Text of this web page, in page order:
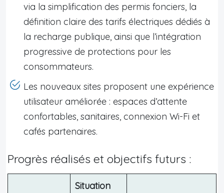
via la simplification des permis fonciers, la
définition claire des tarifs électriques dédiés à
la recharge publique, ainsi que l’intégration
progressive de protections pour les
consommateurs.
Les nouveaux sites proposent une expérience
utilisateur améliorée : espaces d’attente
confortables, sanitaires, connexion Wi-Fi et
cafés partenaires.
Progrès réalisés et objectifs futurs :
Situation